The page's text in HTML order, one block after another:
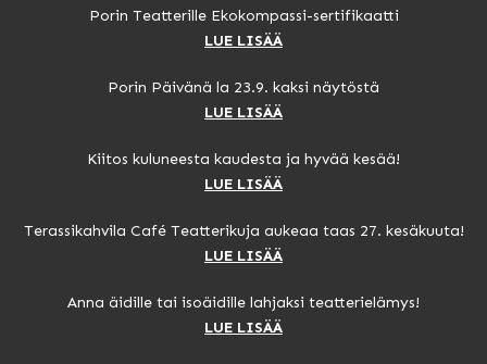
Porin Teatterille Ekokompassi-sertifikaatti
LUE LISÄÄ
Porin Päivänä la 23.9. kaksi näytöstä
LUE LISÄÄ
Kiitos kuluneesta kaudesta ja hyvää kesää!
LUE LISÄÄ
Terassikahvila Café Teatterikuja aukeaa taas 27. kesäkuuta!
LUE LISÄÄ
Anna äidille tai isoäidille lahjaksi teatterielämys!
LUE LISÄÄ